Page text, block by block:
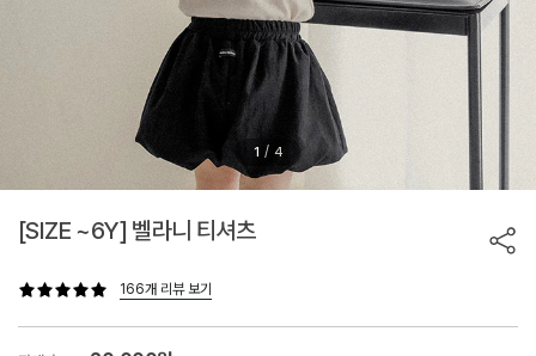
1 / 4
[SIZE ~6Y] 벨라니 티셔츠
166개 리뷰 보기